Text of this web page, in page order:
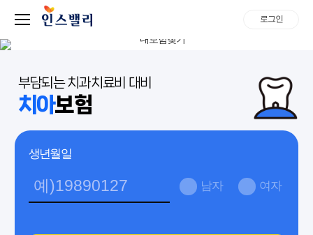
로그인
부담되는 치과치료비 대비
치아보험
생년월일
남자 여자